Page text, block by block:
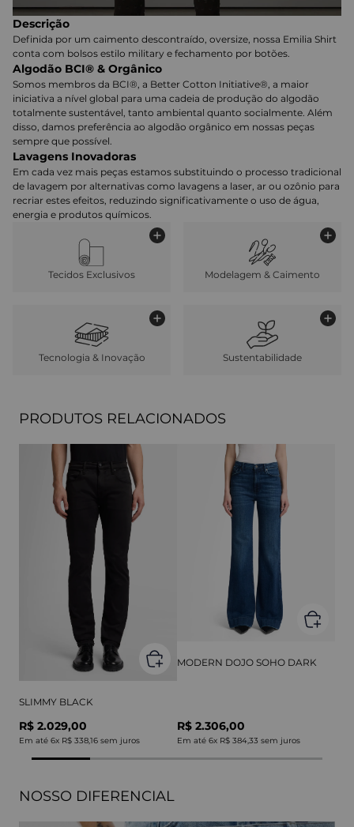
Descrição
Definida por um caimento descontraído, oversize, nossa Emilia Shirt
conta com bolsos estilo military e fechamento por botões.
Algodão BCI® & Orgânico
Somos membros da BCI®, a Better Cotton Initiative®, a maior
iniciativa a nível global para uma cadeia de produção do algodão
totalmente sustentável, tanto ambiental quanto socialmente. Além
disso, damos preferência ao algodão orgânico em nossas peças
sempre que possível.
Lavagens Inovadoras
Em cada vez mais peças estamos substituindo o processo tradicional
de lavagem por alternativas como lavagens a laser, ar ou ozônio para
recriar estes efeitos, reduzindo significativamente o uso de água,
energia e produtos químicos.
Tecidos Exclusivos Modelagem & Caimento
Tecnologia & Inovação Sustentabilidade
PRODUTOS RELACIONADOS
SLIMMY BLACK
R$ 2.029,00
Em até 6x R$ 338,16 sem juros
MODERN DOJO SOHO DARK
R$ 2.306,00
Em até 6x R$ 384,33 sem juros
NOSSO DIFERENCIAL